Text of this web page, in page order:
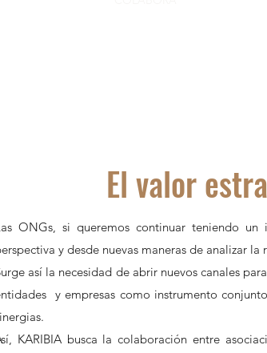
El valor
ONGs, si queremos continuar teniendo
y desde nuevas maneras de analizar
así la necesidad de abrir nuevos canales
y empresas como instrumento
KARIBIA busca la colaboración entre